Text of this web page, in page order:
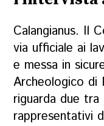
Calangianus. Il
via ufficiale ai
e messa in
Archeologico
riguarda due
rappresentativi